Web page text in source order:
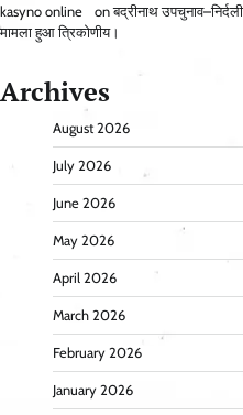
kasyno online onबद्रीनाथ
मामला हुआ त्रिकोणीय।
Archives
August 2026
July 2026
June 2026
May 2026
April 2026
March 2026
February 2026
January 2026